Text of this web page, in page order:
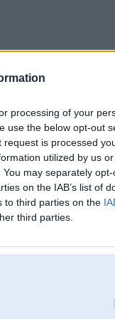
processing of your
use the below opt-out
is processed
utilized by us
may separately
on the IAB’s list of
to third parties on the
third parties.
uj uj kā spīd.